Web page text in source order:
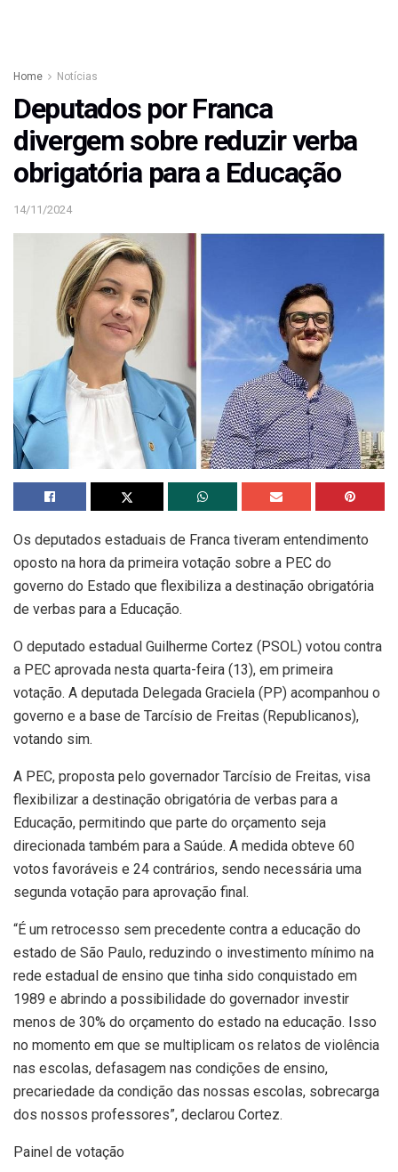
Home Notícias
Deputados por Franca
divergem sobre reduzir verba
obrigatória para a Educação
14/11/2024
Os deputados estaduais de Franca tiveram entendimento
oposto na hora da primeira votação sobre a PEC do
governo do Estado que flexibiliza a destinação obrigatória
de verbas para a Educação.
O deputado estadual Guilherme Cortez (PSOL) votou contra
a PEC aprovada nesta quarta-feira (13), em primeira
votação. A deputada Delegada Graciela (PP) acompanhou o
governo e a base de Tarcísio de Freitas (Republicanos),
votando sim.
A PEC, proposta pelo governador Tarcísio de Freitas, visa
flexibilizar a destinação obrigatória de verbas para a
Educação, permitindo que parte do orçamento seja
direcionada também para a Saúde. A medida obteve 60
votos favoráveis e 24 contrários, sendo necessária uma
segunda votação para aprovação final.
“É um retrocesso sem precedente contra a educação do
estado de São Paulo, reduzindo o investimento mínimo na
rede estadual de ensino que tinha sido conquistado em
1989 e abrindo a possibilidade do governador investir
menos de 30% do orçamento do estado na educação. Isso
no momento em que se multiplicam os relatos de violência
nas escolas, defasagem nas condições de ensino,
precariedade da condição das nossas escolas, sobrecarga
dos nossos professores”, declarou Cortez.
Painel de votação